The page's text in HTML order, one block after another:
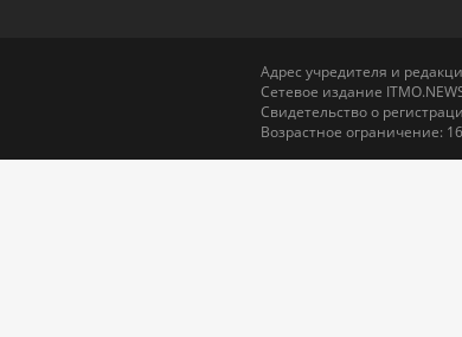
Адрес учредителя и
Сетевое издание
Свидетельство о
Возрастное ограничение: